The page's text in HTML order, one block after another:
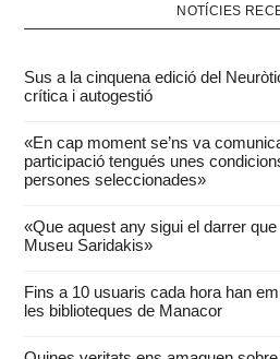
NOTÍCIES
Sus a la cinquena edició del
crítica i autogestió
«En cap moment se’ns va
participació tengués unes
persones seleccionades»
«Que aquest any sigui el darrer
Museu Saridakis»
Fins a 10 usuaris cada hora han
les biblioteques de Manacor